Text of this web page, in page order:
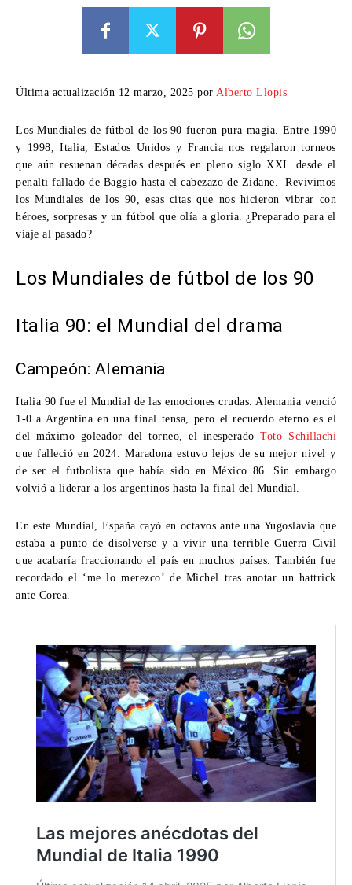
Última actualización 12 marzo, 2025 por Alberto Llopis
LosMundiales de fútbol de los 90 fueron pura magia. Entre 1990
y 1998, Italia, Estados Unidos y Francia nos regalaron torneos
que aún resuenan décadas después en pleno siglo XXI. desde el
penalti fallado de Baggio hasta el cabezazo de Zidane. Revivimos
losMundiales de los 90, esas citas que nos hicieron vibrar con
héroes, sorpresas y un fútbol que olía a gloria. ¿Preparado para el
viaje al pasado?
Los Mundiales de fútbol de los 90
Italia 90: el Mundial del drama
Campeón: Alemania
Italia 90 fue el Mundial de las emociones crudas. Alemania venció
1-0 a Argentina en una final tensa, pero el recuerdo eterno es el
del máximo goleador del torneo, el inesperadoToto Schillachi
que falleció en 2024. Maradona estuvo lejos de su mejor nivel y
de ser el futbolista que había sido en México 86. Sin embargo
volvió a liderar a los argentinos hasta la final del Mundial.
En este Mundial, España cayó en octavos ante una Yugoslavia que
estaba a punto de disolverse y a vivir una terrible Guerra Civil
que acabaría fraccionando el país en muchos países. También fue
recordado el ‘me lo merezco’ de Michel tras anotar un hattrick
ante Corea.